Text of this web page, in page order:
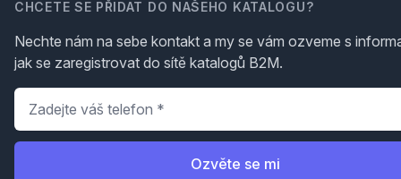
CHCETE SE PŘIDAT DO NAŠEHO KATALOGU?
Nechte nám na sebe kontakt a my se vám ozveme s
jak se zaregistrovat do sítě katalogů B2M.
Telefon
Ozvěte se mi